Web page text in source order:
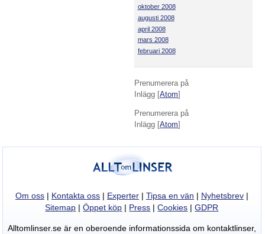
oktober 2008
augusti 2008
april 2008
mars 2008
februari 2008
Prenumerera på
Inlägg [Atom]
Prenumerera på
Inlägg [Atom]
Om oss| Kontakta oss| Experter| Tipsa en vän | Nyhetsbrev|
Sitemap |Öppet köp | Press |Cookies |GDPR
Alltomlinser.se är en oberoende informationssida om kontaktlinser,